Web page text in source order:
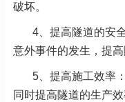
破坏。
4、提高隧道的安
意外事件的发生，提高
5、提高施工效率
同时提高隧道的生产效